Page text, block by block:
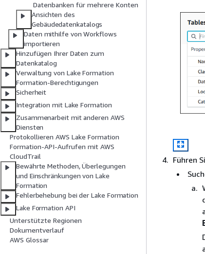
Datenbanken für mehrere Konten
Ansichten des
Gebäudedatenkatalogs
Daten mithilfe von Workflows
importieren
Hinzufügen Ihrer Daten zum
Datenkatalog
Verwaltung von Lake Formation
Formation-Berechtigungen
Sicherheit
Integration mit Lake Formation
Zusammenarbeit mit anderen AWS
Diensten
Protokollieren AWS Lake Formation
Formation-API-Aufrufen mit AWS
CloudTrail
Bewährte Methoden, Überlegungen
und Einschränkungen von Lake
Formation
Fehlerbehebung bei der Lake Formation
Lake Formation API
Unterstützte Regionen
Dokumentverlauf
AWS Glossar
Führen